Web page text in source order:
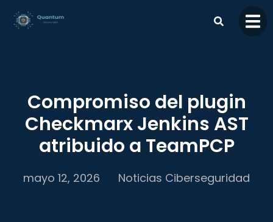
contenido
Compromiso del plugin
Checkmarx Jenkins AST
atribuido a TeamPCP
mayo 12, 2026 Noticias Ciberseguridad